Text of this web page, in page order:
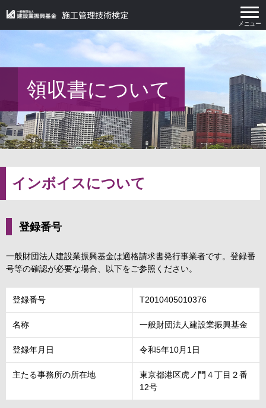
メニュー
施工管理技術検定トップ
建築施工管理技術検定
建築施工管理技術検定
電気工事施工管理技術検定
ダウンロード
関連情報
領収書
組織概要
領収書について
インボイスについて
登録番号
一般財団法人建設業振興基金は適格請求書発行事業者です。登録番
号等の確認が必要な場合、以下をご参照ください。
登録番号 T2010405010376
名称 一般財団法人建設業振興基金
登録年月日 令和5年10月1日
主たる事務所の所在地
東京都港区虎ノ門４丁目２番
12号